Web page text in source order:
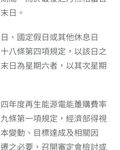
日。
、國定假日或其他休息日
八條第四項規定，以該日之
日為星期六者，以其次星期
年度再生能源電能躉購費率
條第一項規定，經濟部得視
變動、目標達成及相關因
之必要，召開審定會檢討或